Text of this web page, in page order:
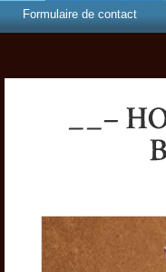
Formulaire de contact